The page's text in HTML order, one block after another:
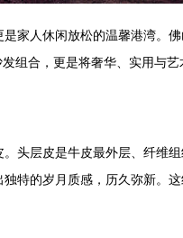
家人休闲放松的温馨港湾。
组合，更是将奢华、实用与艺
头层皮是牛皮最外层、纤维
的岁月质感，历久弥新。